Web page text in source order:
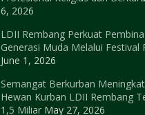
6, 2026
LDII Rembang Perkuat
Generasi Muda Melalui Festival
June 1, 2026
Semangat Berkurban
Hewan Kurban LDII Rembang
1,5 Miliar May 27, 2026